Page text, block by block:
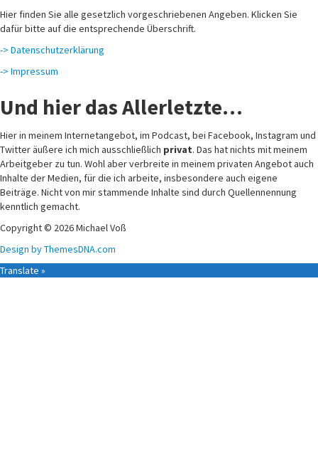
Hier finden Sie alle gesetzlich vorgeschriebenen Angeben. Klicken Sie
dafür bitte auf die entsprechende Überschrift.
-> Datenschutzerklärung
-> Impressum
Und hier das Allerletzte…
Hier in meinem Internetangebot, im Podcast, bei Facebook, Instagram und
Twitter äußere ich mich ausschließlich privat. Das hat nichts mit meinem
Arbeitgeber zu tun. Wohl aber verbreite in meinem privaten Angebot auch
Inhalte der Medien, für die ich arbeite, insbesondere auch eigene
Beiträge. Nicht von mir stammende Inhalte sind durch Quellennennung
kenntlich gemacht.
Copyright © 2026 Michael Voß
Design by ThemesDNA.com
Translate »